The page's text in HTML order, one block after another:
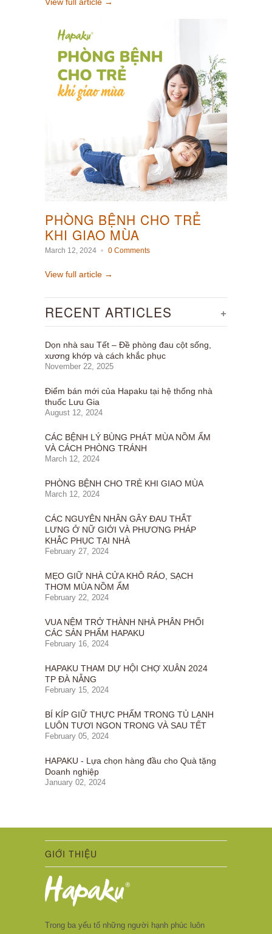
PHÒNG BỆNH CHO TRẺ
KHI GIAO MÙA
March 12, 2024 0 Comments
View full article →
+
RECENT ARTICLES
Dọn nhà sau Tết – Đề phòng đau cột sống,
xương khớp và cách khắc phục
November 22, 2025
Điểm bán mới của Hapaku tại hệ thống nhà
thuốc Lưu Gia
August 12, 2024
CÁC BỆNH LÝ BÙNG PHÁT MÙA NỒM ẨM
VÀ CÁCH PHÒNG TRÁNH
March 12, 2024
PHÒNG BỆNH CHO TRẺ KHI GIAO MÙA
March 12, 2024
CÁC NGUYÊN NHÂN GÂY ĐAU THẮT
LƯNG Ở NỮ GIỚI VÀ PHƯƠNG PHÁP
KHẮC PHỤC TẠI NHÀ
February 27, 2024
MẸO GIỮ NHÀ CỬA KHÔ RÁO, SẠCH
THƠM MÙA NỒM ẨM
February 22, 2024
VUA NỆM TRỞ THÀNH NHÀ PHÂN PHỐI
CÁC SẢN PHẨM HAPAKU
February 16, 2024
HAPAKU THAM DỰ HỘI CHỢ XUÂN 2024
TP ĐÀ NẴNG
February 15, 2024
BÍ KÍP GIỮ THỰC PHẨM TRONG TỦ LẠNH
LUÔN TƯƠI NGON TRONG VÀ SAU TẾT
February 05, 2024
HAPAKU - Lựa chọn hàng đầu cho Quà tặng
Doanh nghiệp
January 02, 2024
GIỚI THIỆU
Trong ba yếu tố những người hạnh phúc luôn